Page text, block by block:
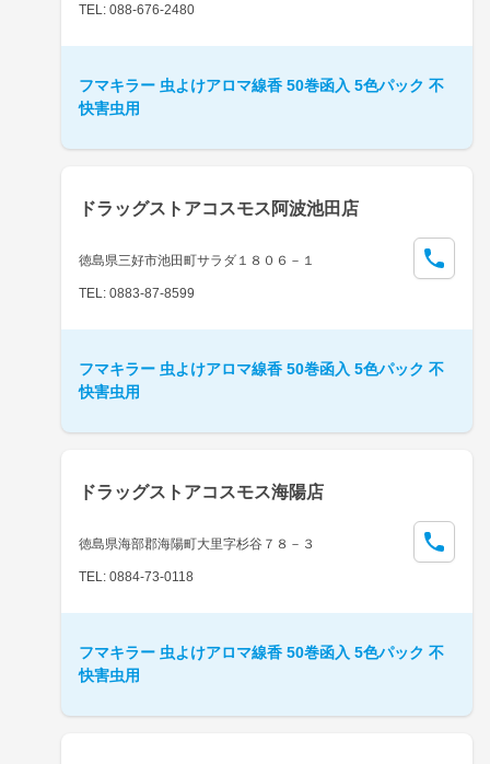
TEL: 088-676-2480
フマキラー 虫よけアロマ線香 50巻函入 5色パック 不
快害虫用
ドラッグストアコスモス阿波池田店
徳島県三好市池田町サラダ１８０６－１
TEL: 0883-87-8599
フマキラー 虫よけアロマ線香 50巻函入 5色パック 不
快害虫用
ドラッグストアコスモス海陽店
徳島県海部郡海陽町大里字杉谷７８－３
TEL: 0884-73-0118
フマキラー 虫よけアロマ線香 50巻函入 5色パック 不
快害虫用